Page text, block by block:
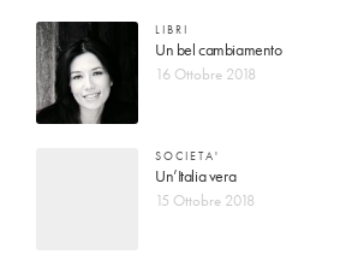
LIBRI
Un bel cambiamento
16 Ottobre 2018
SOCIETA'
Un’Italia vera
15 Ottobre 2018